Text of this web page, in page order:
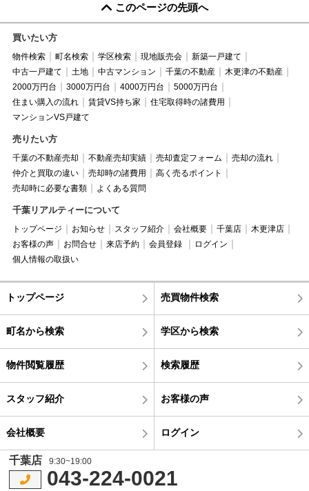
このページの先頭へ
買いたい方
物件検索 町名検索 学区検索 現地販売会
新築一戸建て
中古一戸建て
土地 中古マンション 千葉の不動産
木更津の不動産
2000万円台
3000万円台 4000万円台
5000万円台
住まい購入の流れ
賃貸VS持ち家
住宅取得時の諸費用
マンションVS戸建て
売りたい方
千葉の不動産売却 不動産売却実績 売却査定フォーム
売却の流れ
仲介と買取の違い
売却時の諸費用
高く売るポイント
売却時に必要な書類
よくある質問
千葉リアルティーについて
トップページ お知らせ スタッフ紹介 会社概要 千葉店
木更津店
お客様の声
お問合せ 来店予約 会員登録
ログイン
個人情報の取扱い
トップページ 売買物件検索
町名から検索 学区から検索
物件閲覧履歴 検索履歴
スタッフ紹介 お客様の声
会社概要 ログイン
千葉店 9:30~19:00
043-224-0021